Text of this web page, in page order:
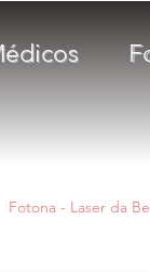
Fotona - Laser da